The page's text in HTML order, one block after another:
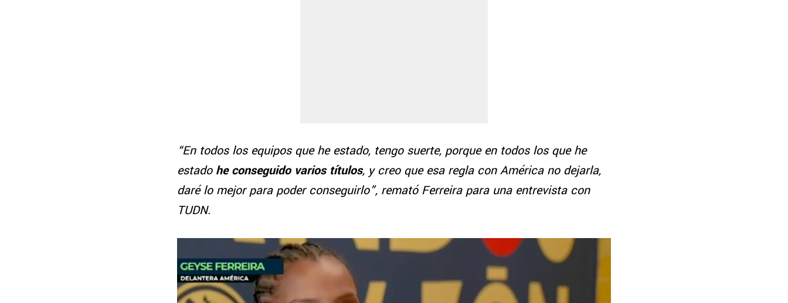
“En todos los equipos que he estado, tengo suerte, porque en todos los que he
estado he conseguido varios títulos, y creo que esa regla con América no dejarla,
daré lo mejor para poder conseguirlo”, remató Ferreira para una entrevista con
TUDN.